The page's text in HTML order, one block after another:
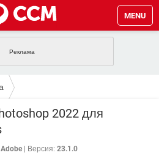
MENU
WINDOWS 10
YANDEX
INSTAGRAM
INSTAGRAM
2022 для
Adobe Версия: 23.1.0